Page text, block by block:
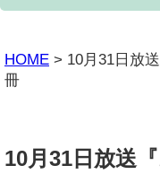
HOME > 10月31日放
冊
10月31日放送